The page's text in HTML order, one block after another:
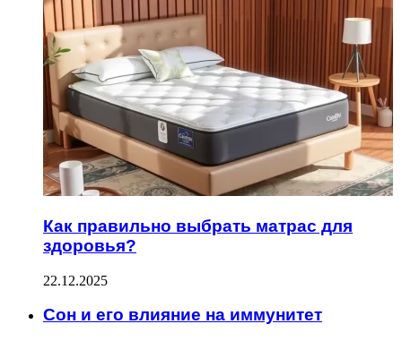
Как правильно выбрать матрас для
здоровья?
22.12.2025
Сон и его влияние на иммунитет